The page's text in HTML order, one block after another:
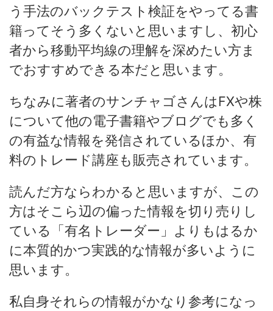
う手法のバックテスト検証をやってる書
籍ってそう多くないと思いますし、初心
者から移動平均線の理解を深めたい方ま
でおすすめできる本だと思います。
ちなみに著者のサンチャゴさんはFXや株
について他の電子書籍やブログでも多く
の有益な情報を発信されているほか、有
料のトレード講座も販売されています。
読んだ方ならわかると思いますが、この
方はそこら辺の偏った情報を切り売りし
ている「有名トレーダー」よりもはるか
に本質的かつ実践的な情報が多いように
思います。
私自身それらの情報がかなり参考になっ